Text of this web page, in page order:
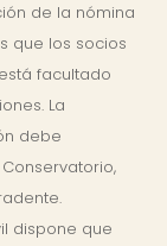
de la nómina
que los socios
facultado
La
debe
dispone que